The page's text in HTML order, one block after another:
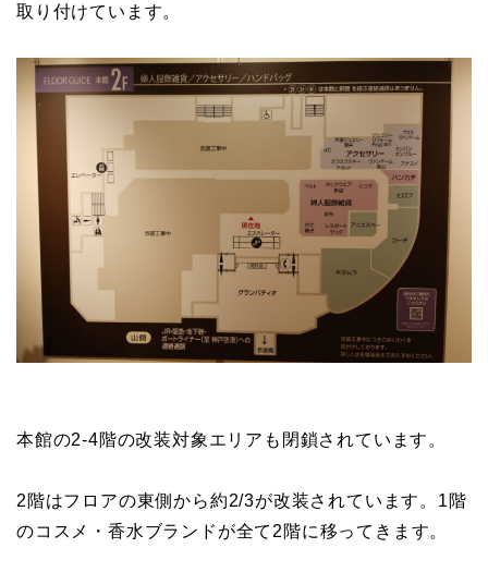
取り付けています。
本館の2-4階の改装対象エリアも閉鎖されています。
2階はフロアの東側から約2/3が改装されています。1階
のコスメ・香水ブランドが全て2階に移ってきます。